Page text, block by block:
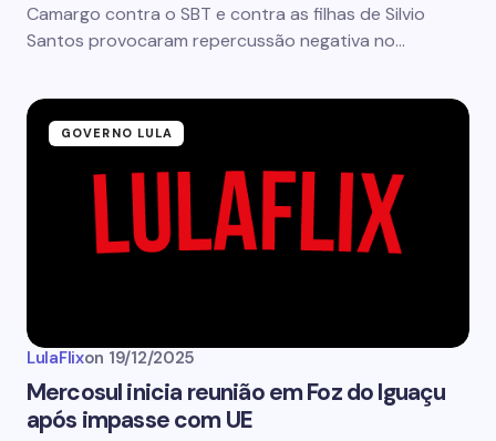
Camargo contra o SBT e contra as filhas de Silvio
Santos provocaram repercussão negativa no…
GOVERNO LULA
LulaFlixon 19/12/2025
Mercosul inicia reunião em Foz do Iguaçu
após impasse com UE